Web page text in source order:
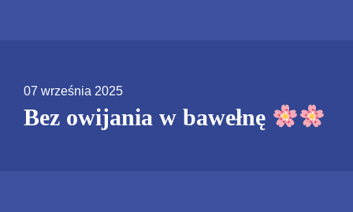
07 września 2025
Bez owijania w bawełnę